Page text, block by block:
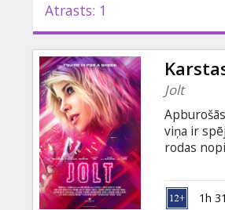
Pasākumi
Ziņas
Dāvanu
kartes
Uzkodas
Atrasts: 1
Jolt
viņa ir
rodas
1h